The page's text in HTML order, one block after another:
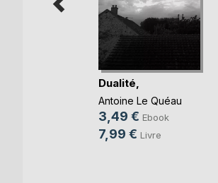
Dualité,
Antoine Le Quéau
3,49 € Ebook
7,99 € Livre